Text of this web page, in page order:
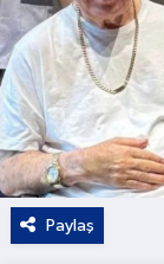
Paylaş